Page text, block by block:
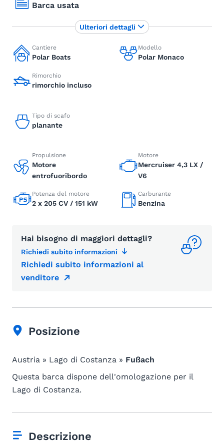
Barca usata
Cantiere
Polar Boats
Modello
Polar Monaco
Rimorchio
rimorchio incluso
Tipo di scafo
planante
Propulsione
Motore
entrofuoribordo
Motore
Mercruiser 4,3 LX /
V6
Potenza del motore
2 x 205 CV / 151 kW
Carburante
Benzina
Hai bisogno di maggiori dettagli?
Richiedi subito informazioni
Richiedi subito informazioni al
venditore
Ulteriori dettagli
Posizione
Austria » Lago di Costanza » Fußach
Questa barca dispone dell'omologazione per il
Lago di Costanza.
Descrizione